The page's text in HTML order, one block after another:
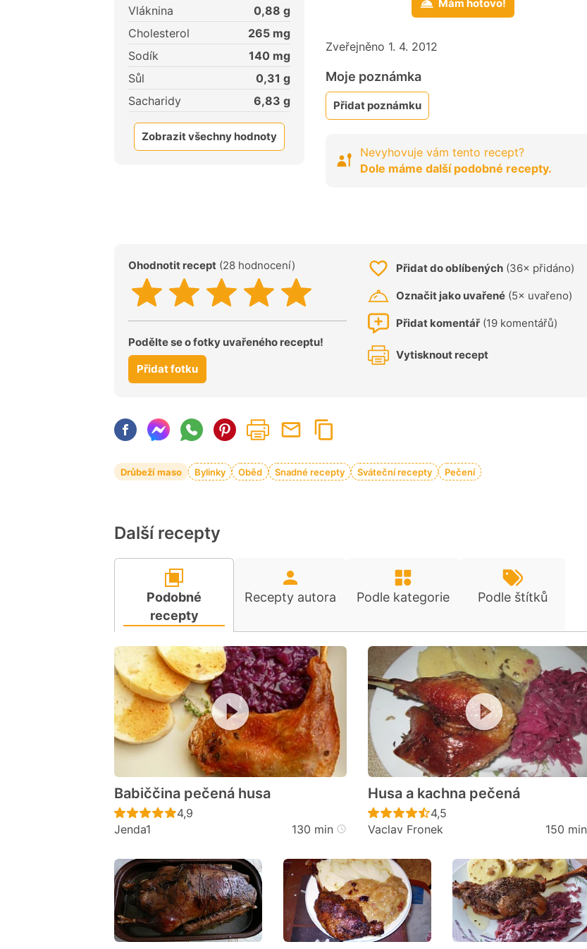
Vláknina
0,88 g
Cholesterol
265 mg
Sodík
140 mg
Sůl
0,31 g
Sacharidy
6,83 g
Zobrazit všechny hodnoty
Mám hotovo!
Zveřejněno 1. 4. 2012
Moje poznámka
Přidat poznámku
Nevyhovuje vám tento recept?
Dole máme další podobné recepty.
Ohodnotit recept (28 hodnocení)
Podělte se o fotky uvařeného receptu!
Přidat fotku
Přidat do oblíbených (36× přidáno)
Označit jako uvařené (5× uvařeno)
Přidat komentář (19 komentářů)
Vytisknout recept
Drůbeží maso Bylinky Oběd Snadné recepty Sváteční recepty Pečení
Další recepty
Podobné
recepty
Recepty autora Podle kategorie Podle štítků
Babiččina pečená husa
Recept ještě nebyl hodnocen
4,9
Jenda1
130 min
Husa a kachna pečená
Recept ještě nebyl hodnocen
4,5
Vaclav Fronek
150 min